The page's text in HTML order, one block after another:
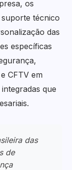
os
técnico
das
específicas
CFTV em
que
das
de